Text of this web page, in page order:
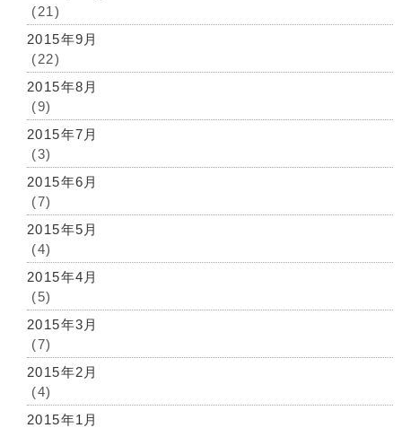
(21)
2015年9月
(22)
2015年8月
(9)
2015年7月
(3)
2015年6月
(7)
2015年5月
(4)
2015年4月
(5)
2015年3月
(7)
2015年2月
(4)
2015年1月